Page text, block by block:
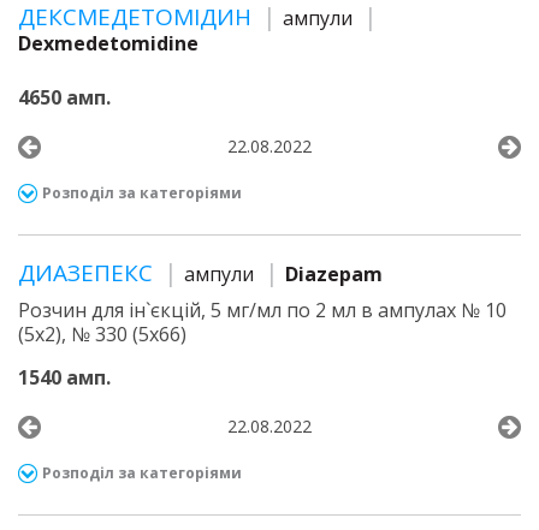
ДЕКСМЕДЕТОМІДИН
ампули
Dexmedetomidine
4650 амп.
22.08.2022
Розподіл за категоріями
ДИАЗЕПЕКС ампули
Diazepam
Розчин для ін`єкцій, 5 мг/мл по 2 мл в ампулах № 10
(5х2), № 330 (5х66)
1540 амп.
22.08.2022
Розподіл за категоріями